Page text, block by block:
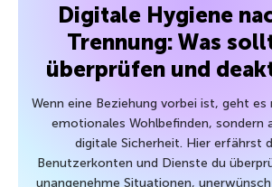
Digitale Hygiene
Trennung: Was
überprüfen und
Wenn eine Beziehung vorbei ist, geht
emotionales Wohlbefinden, sondern
digitale Sicherheit. Hier erfährst
Benutzerkonten und Dienste du
unangenehme Situationen,